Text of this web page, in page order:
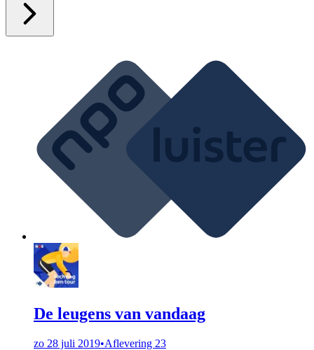
De leugens van vandaag
zo 28 juli 2019•Aflevering 23